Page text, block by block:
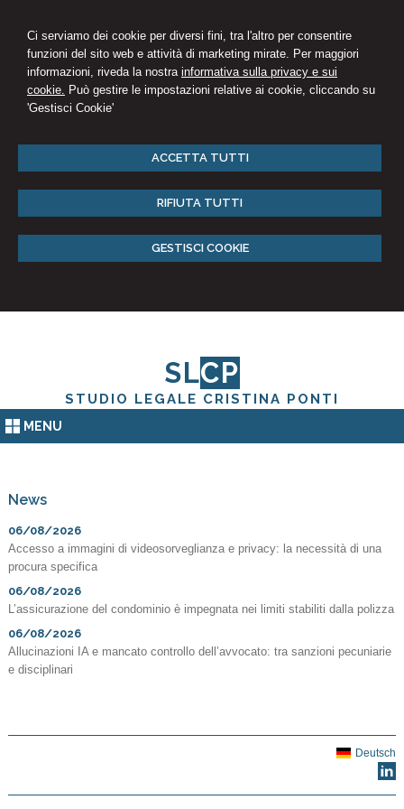
Ci serviamo dei cookie per diversi fini, tra l'altro per consentire
funzioni del sito web e attività di marketing mirate. Per maggiori
informazioni, riveda la nostra informativa sulla privacy e sui
cookie. Può gestire le impostazioni relative ai cookie, cliccando su
'Gestisci Cookie'
ACCETTA TUTTI
RIFIUTA TUTTI
GESTISCI COOKIE
SLCP
STUDIO LEGALE CRISTINA PONTI
MENU
News
06/08/2026
Accesso a immagini di videosorveglianza e privacy: la necessità di una
procura specifica
06/08/2026
L’assicurazione del condominio è impegnata nei limiti stabiliti dalla polizza
06/08/2026
Allucinazioni IA e mancato controllo dell’avvocato: tra sanzioni pecuniarie
e disciplinari
Deutsch